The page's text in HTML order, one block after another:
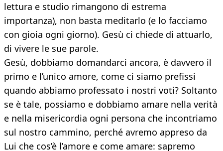
lettura e studio rimangono di estrema
importanza), non basta meditarlo (e lo facciamo
con gioia ogni giorno). Gesù ci chiede di attuarlo,
di vivere le sue parole.
Gesù, dobbiamo domandarci ancora, è davvero il
primo e l’unico amore, come ci siamo prefissi
quando abbiamo professato i nostri voti? Soltanto
se è tale, possiamo e dobbiamo amare nella verità
e nella misericordia ogni persona che incontriamo
sul nostro cammino, perché avremo appreso da
Lui che cos’è l’amore e come amare: sapremo